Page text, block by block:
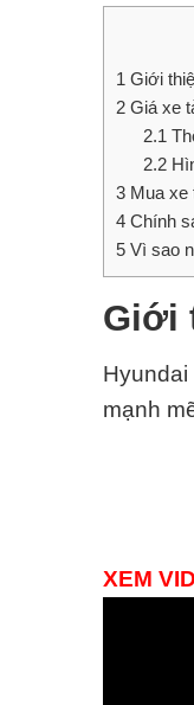
1 Giới
2 Giá xe
2.1
2.2
3 Mua xe
4 Chính
5 Vì sao
Giới
mạnh
XEM